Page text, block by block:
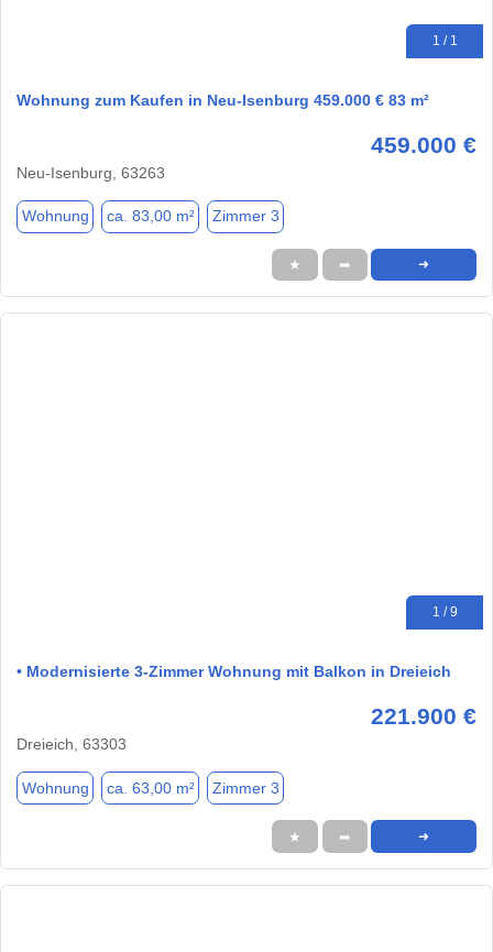
1 / 1
Wohnung zum Kaufen in Neu-Isenburg 459.000 € 83 m²
459.000 €
Neu-Isenburg, 63263
Wohnung ca. 83,00 m² Zimmer 3
★ ➦ ➜
1 / 9
• Modernisierte 3-Zimmer Wohnung mit Balkon in Dreieich
221.900 €
Dreieich, 63303
Wohnung ca. 63,00 m² Zimmer 3
★ ➦ ➜